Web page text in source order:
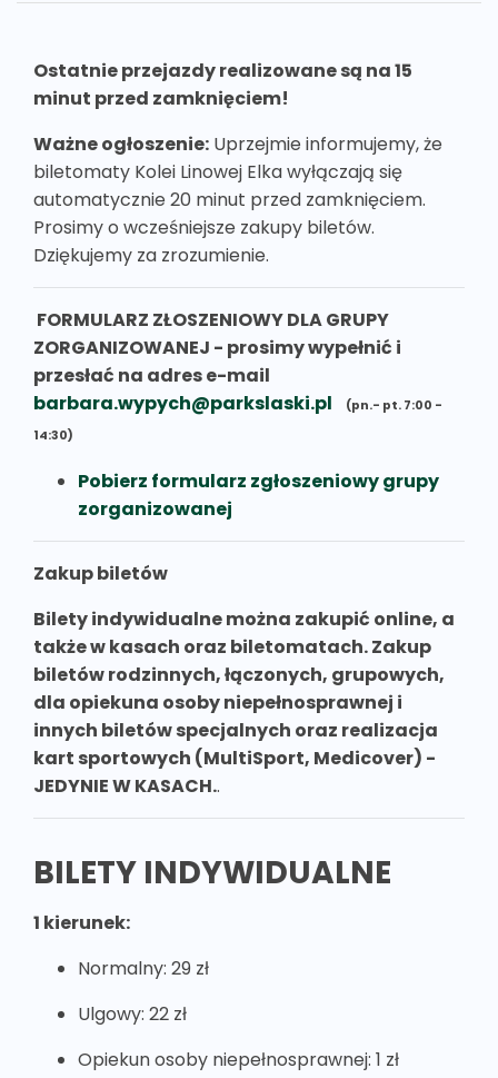
Ostatnie przejazdy realizowane są na 15
minut przed zamknięciem!
Ważne ogłoszenie: Uprzejmie informujemy, że
biletomaty Kolei Linowej Elka wyłączają się
automatycznie 20 minut przed zamknięciem.
Prosimy o wcześniejsze zakupy biletów.
Dziękujemy za zrozumienie.
FORMULARZ ZŁOSZENIOWY DLA GRUPY
ZORGANIZOWANEJ - prosimy wypełnić i
przesłać na adres e-mail
barbara.wypych@parkslaski.pl
(pn.- pt. 7:00 -
14:30)
Pobierz formularz zgłoszeniowy grupy
zorganizowanej
Zakup biletów
Bilety indywidualne można zakupić online, a
także w kasach oraz biletomatach. Zakup
biletów rodzinnych, łączonych, grupowych,
dla opiekuna osoby niepełnosprawnej i
innych biletów specjalnych oraz realizacja
kart sportowych (MultiSport, Medicover) -
JEDYNIE W KASACH..
BILETY INDYWIDUALNE
1 kierunek:
Normalny: 29 zł
Ulgowy: 22 zł
Opiekun osoby niepełnosprawnej: 1 zł